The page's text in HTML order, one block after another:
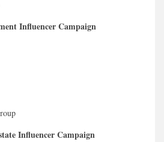
Influencer Campaign
Influencer Campaign